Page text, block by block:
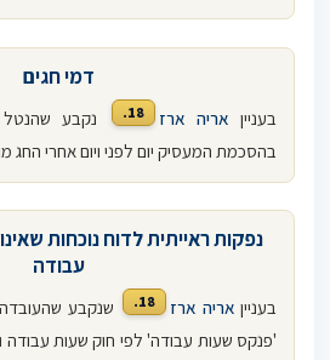
דמי חגים
בעניין אריה ארז 18.
נקבע שהנטל
בהסכמת המעסיק יום לפני ויום אחרי החג
נפקות ראייתית לדוח נוכחות
עבודה
בעניין אריה ארז 18.
שנקבע שהעובדה